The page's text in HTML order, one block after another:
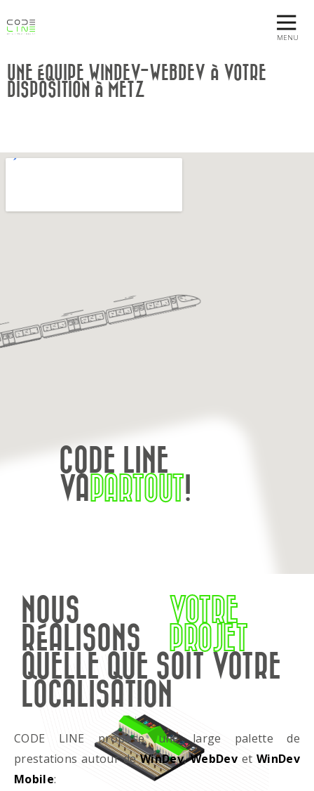
MENU
UNE ÉQUIPE WINDEV-WEBDEV À VOTRE
DISPOSITION À METZ
CODE LINE
VAPARTOUT!
NOUS
RÉALISONS
VOTRE
PROJET
QUELLE QUE SOIT VOTRE
LOCALISATION
CODE LINE propose une large palette de
prestations autour deWinDev,WebDevet WinDev
Mobile: